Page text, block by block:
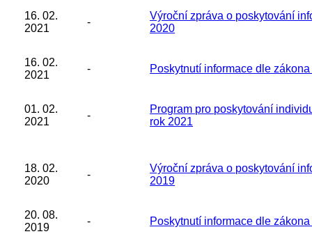
16. 02.
2021
-
Výroční zpráva o poskytování
2020
16. 02.
2021
- Poskytnutí informace dle
01. 02.
2021
-
Program pro poskytování
rok 2021
18. 02.
2020
-
Výroční zpráva o poskytování
2019
20. 08.
2019
- Poskytnutí informace dle